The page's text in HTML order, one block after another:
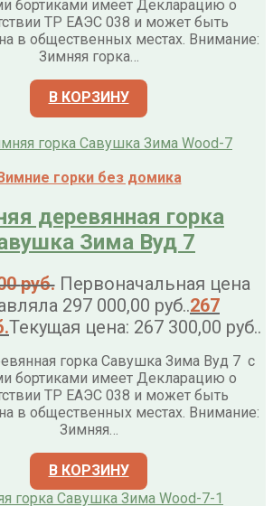
бортиками имеет Декларацию о
ТР ЕАЭС 038 и может быть
в общественных местах. Внимание:
Зимняя горка…
В КОРЗИНУ
горки без домика
деревянная горка
Зима Вуд 7
руб. Первоначальная цена
297 000,00 руб..267
Текущая цена: 267 300,00 руб..
горка Савушка Зима Вуд 7 с
бортиками имеет Декларацию о
ТР ЕАЭС 038 и может быть
в общественных местах. Внимание:
Зимняя…
В КОРЗИНУ